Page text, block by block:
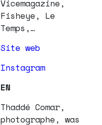
Vicemagazine,
Fisheye, Le
Temps,…
Site web
Instagram
EN
Thaddé Comar,
photographe, was